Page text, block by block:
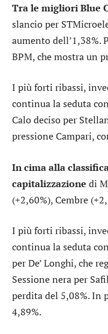
Tra le migliori Blue
slancio per
aumento dell’1,38%.
BPM, che mostra un
I più forti ribassi,
continua la seduta
Calo deciso per
pressioneCampari,
In cima alla
capitalizzazione di
(+2,60%),Cembre
I più forti ribassi,
continua la seduta
perDe’ Longhi, che
Sessione nera per
perdita del 5,08%. In
4,89%.